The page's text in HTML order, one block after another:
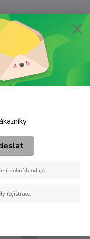
Nevíte si rady?
+420 602
(Po-Pá, 6:30-15
Záměny ALG-
B005NFZ1GK
PF7767
F026402033
FEM4198
P550631
osobních údajů.
registrace.